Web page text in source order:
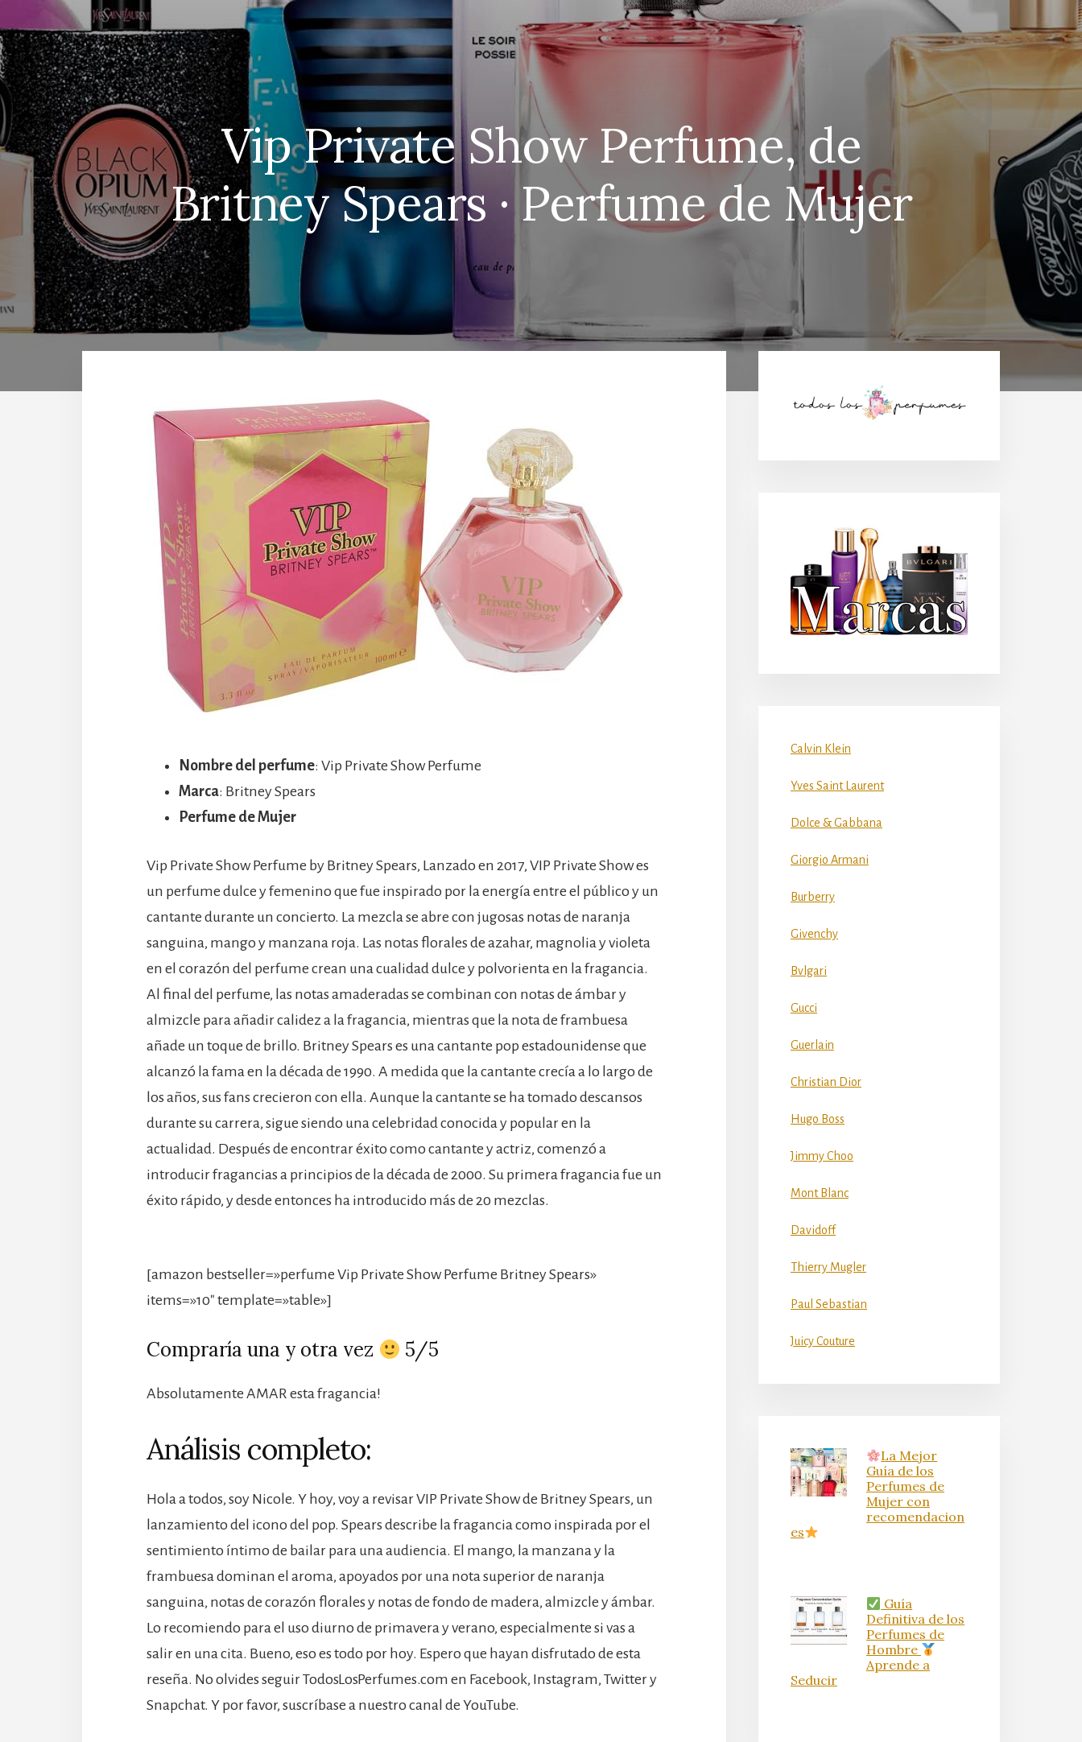
Vip Private Show Perfume, de
Britney Spears · Perfume de Mujer
Nombre del perfume: Vip Private Show Perfume
Marca: Britney Spears
Perfume de Mujer
Vip Private Show Perfume by Britney Spears, Lanzado en 2017, VIP Private Show es
un perfume dulce y femenino que fue inspirado por la energía entre el público y un
cantante durante un concierto. La mezcla se abre con jugosas notas de naranja
sanguina, mango y manzana roja. Las notas florales de azahar, magnolia y violeta
en el corazón del perfume crean una cualidad dulce y polvorienta en la fragancia.
Al final del perfume, las notas amaderadas se combinan con notas de ámbar y
almizcle para añadir calidez a la fragancia, mientras que la nota de frambuesa
añade un toque de brillo. Britney Spears es una cantante pop estadounidense que
alcanzó la fama en la década de 1990. A medida que la cantante crecía a lo largo de
los años, sus fans crecieron con ella. Aunque la cantante se ha tomado descansos
durante su carrera, sigue siendo una celebridad conocida y popular en la
actualidad. Después de encontrar éxito como cantante y actriz, comenzó a
introducir fragancias a principios de la década de 2000. Su primera fragancia fue un
éxito rápido, y desde entonces ha introducido más de 20 mezclas.
[amazon bestseller=»perfume Vip Private Show Perfume Britney Spears»
items=»10″ template=»table»]
Compraría una y otra vez 5/5
Absolutamente AMAR esta fragancia!
Análisis completo:
Hola a todos, soy Nicole. Y hoy, voy a revisar VIP Private Show de Britney Spears, un
lanzamiento del icono del pop. Spears describe la fragancia como inspirada por el
sentimiento íntimo de bailar para una audiencia. El mango, la manzana y la
frambuesa dominan el aroma, apoyados por una nota superior de naranja
sanguina, notas de corazón florales y notas de fondo de madera, almizcle y ámbar.
Lo recomiendo para el uso diurno de primavera y verano, especialmente si vas a
salir en una cita. Bueno, eso es todo por hoy. Espero que hayan disfrutado de esta
reseña. No olvides seguir TodosLosPerfumes.com en Facebook, Instagram, Twitter y
Snapchat. Y por favor, suscríbase a nuestro canal de YouTube.
lateral
Calvin Klein
Yves Saint Laurent
Dolce & Gabbana
Giorgio Armani
Burberry
Givenchy
Bvlgari
Gucci
Guerlain
Christian Dior
Hugo Boss
Jimmy Choo
Mont Blanc
Davidoff
Thierry Mugler
Paul Sebastian
Juicy Couture
La Mejor
Guía de los
Perfumes de
Mujer con
recomendacion
es
Guía
Definitiva de los
Perfumes de
Hombre
Aprende a
Seducir